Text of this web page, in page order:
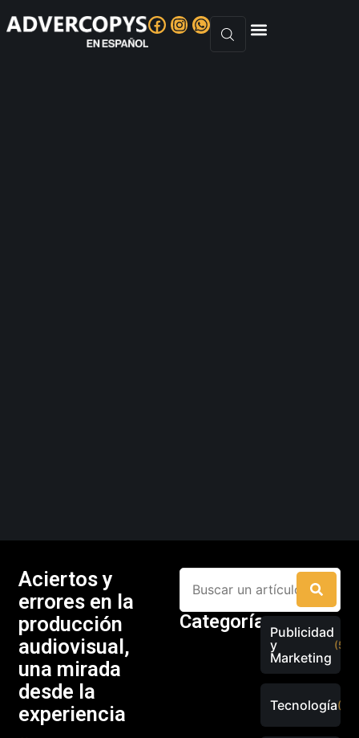
Aciertos y
errores en la
producción
audiovisual,
una mirada
desde la
experiencia
CategoríasPublicidad
y
Marketing
Tecnología